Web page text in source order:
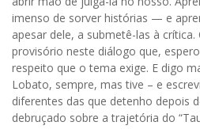
imenso de sorver histórias — e
apesar dele, a submetê-las à
provisório neste diálogo que,
respeito que o tema exige. E digo
Lobato, sempre, mas tive – e
diferentes das que detenho depois
debruçado sobre a trajetória do